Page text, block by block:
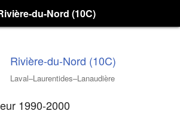
du-Nord (10C)
Rivière-du-Nord (10C)
Laval–Laurentides–Lanaudière
1990-2000